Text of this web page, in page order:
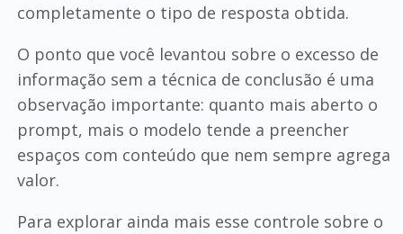
completamente o tipo de resposta obtida.
O ponto que você levantou sobre o excesso de
informação sem a técnica de conclusão é uma
observação importante: quanto mais aberto o
prompt, mais o modelo tende a preencher
espaços com conteúdo que nem sempre agrega
valor.
Para explorar ainda mais esse controle sobre o